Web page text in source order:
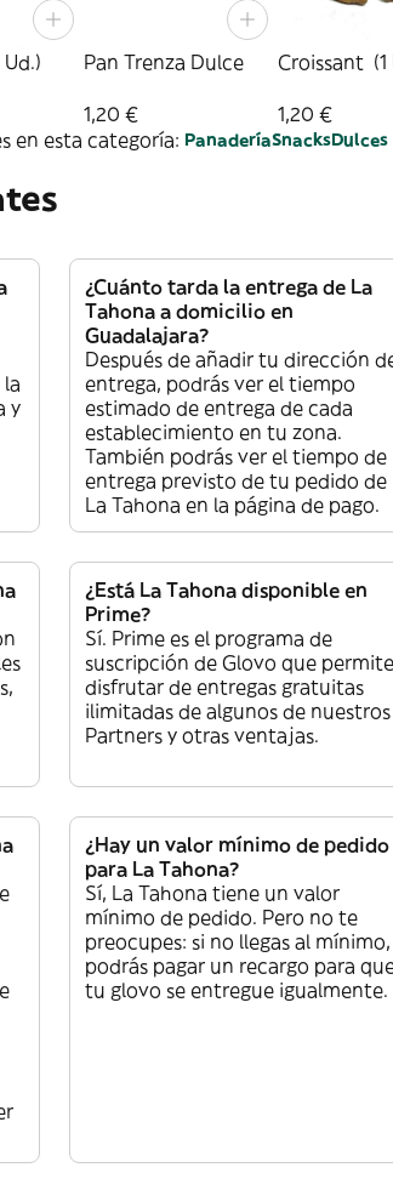
Ud.) Pan Trenza Dulce
1,20 €
Croissant (1
1,20 €
en esta categoría: PanaderíaSnacksDulces
y
¿Cuánto tarda la entrega de La
Tahona a domicilio en
Guadalajara?
Después de añadir tu dirección
entrega, podrás ver el tiempo
estimado de entrega de cada
establecimiento en tu zona.
También podrás ver el tiempo de
entrega previsto de tu pedido de
La Tahona en la página de pago.
¿Está La Tahona disponible en
Prime?
Sí. Prime es el programa de
suscripción de Glovo que permite
disfrutar de entregas gratuitas
ilimitadas de algunos de nuestros
Partners y otras ventajas.
¿Hay un valor mínimo de pedido
para La Tahona?
Sí, La Tahona tiene un valor
mínimo de pedido. Pero no te
preocupes: si no llegas al mínimo,
podrás pagar un recargo para
tu glovo se entregue igualmente.